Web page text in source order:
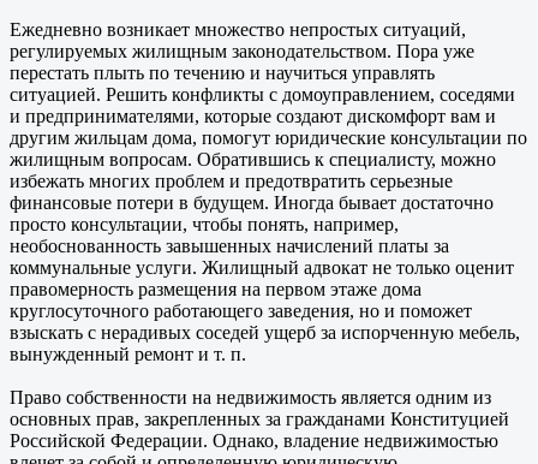
Ежедневно возникает множество непростых ситуаций,
регулируемых жилищным законодательством. Пора уже
перестать плыть по течению и научиться управлять
ситуацией. Решить конфликты с домоуправлением, соседями
и предпринимателями, которые создают дискомфорт вам и
другим жильцам дома, помогут юридические консультации по
жилищным вопросам. Обратившись к специалисту, можно
избежать многих проблем и предотвратить серьезные
финансовые потери в будущем. Иногда бывает достаточно
просто консультации, чтобы понять, например,
необоснованность завышенных начислений платы за
коммунальные услуги. Жилищный адвокат не только оценит
правомерность размещения на первом этаже дома
круглосуточного работающего заведения, но и поможет
взыскать с нерадивых соседей ущерб за испорченную мебель,
вынужденный ремонт и т. п.
Право собственности на недвижимость является одним из
основных прав, закрепленных за гражданами Конституцией
Российской Федерации. Однако, владение недвижимостью